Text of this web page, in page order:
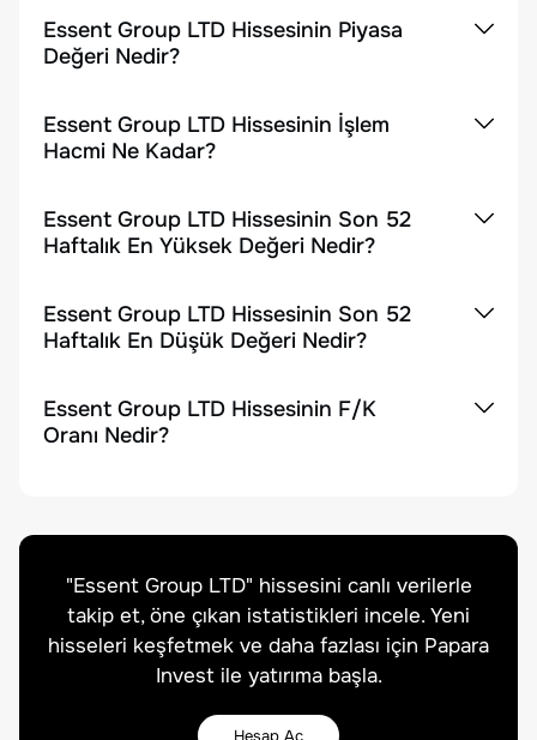
Essent Group LTD Hissesinin Piyasa
Değeri Nedir?
Essent Group LTD Hissesinin İşlem
Hacmi Ne Kadar?
Essent Group LTD Hissesinin Son 52
Haftalık En Yüksek Değeri Nedir?
Essent Group LTD Hissesinin Son 52
Haftalık En Düşük Değeri Nedir?
Essent Group LTD Hissesinin F/K
Oranı Nedir?
"Essent Group LTD" hissesini canlı verilerle
takip et, öne çıkan istatistikleri incele. Yeni
hisseleri keşfetmek ve daha fazlası için Papara
Invest ile yatırıma başla.
Hesap Aç